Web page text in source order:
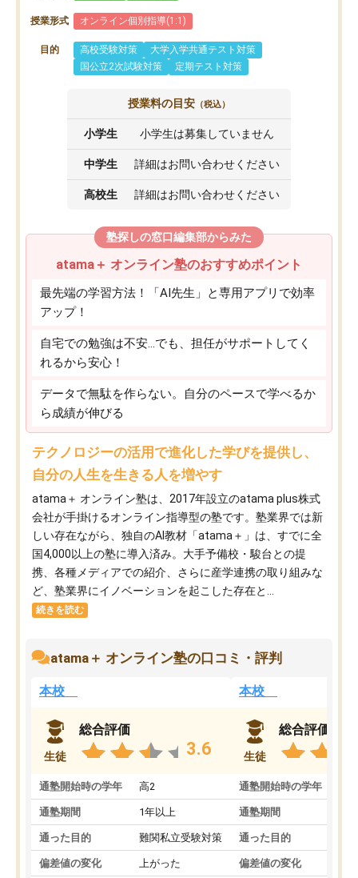
授業形式 オンライン個別指導(1:1)
目的 高校受験対策
大学入学共通テスト対策
国公立2次試験対策
定期テスト対策
授業料の目安 （税込）
小学生 小学生は募集していません
中学生 詳細はお問い合わせください
高校生 詳細はお問い合わせください
塾探しの窓口編集部からみた
atama＋ オンライン塾のおすすめポイント
最先端の学習方法！「AI先生」と専用アプリで効率
アップ！
自宅での勉強は不安…でも、担任がサポートしてく
れるから安心！
データで無駄を作らない。自分のペースで学べるか
ら成績が伸びる
テクノロジーの活用で進化した学びを提供し、
自分の人生を生きる人を増やす
atama＋ オンライン塾は、2017年設立のatama plus株式
会社が手掛けるオンライン指導型の塾です。塾業界では新
しい存在ながら、独自のAI教材「atama＋」は、すでに全
国4,000以上の塾に導入済み。大手予備校・駿台との提
携、各種メディアでの紹介、さらに産学連携の取り組みな
ど、塾業界にイノベーションを起こした存在と...
続きを読む
atama＋ オンライン塾の口コミ・評判
本校
生徒
総合評価
3.6
通塾開始時の学年 高2
通塾期間 1年以上
通った目的 難関私立受験対策
偏差値の変化 上がった
本校
生徒
総合評価
通塾開始時の学年
通塾期間
通った目的
偏差値の変化